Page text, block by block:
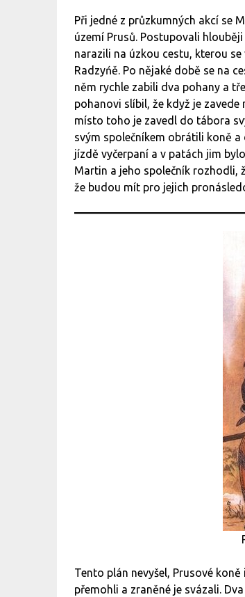
Při jedné z průzkumných akcí se
území Prusů. Postupovali
narazili na úzkou cestu, kterou
Radzyńě. Po nějaké době se na
něm rychle zabili dva pohany a
pohanovi slíbil, že když je
místo toho je zavedl do tábora
svým společníkem obrátili koně
jízdě vyčerpaní a v patách jim
Martin a jeho společník rozhodli,
že budou mít pro jejich
Tento plán nevyšel, Prusové
přemohli a zraněné je svázali.